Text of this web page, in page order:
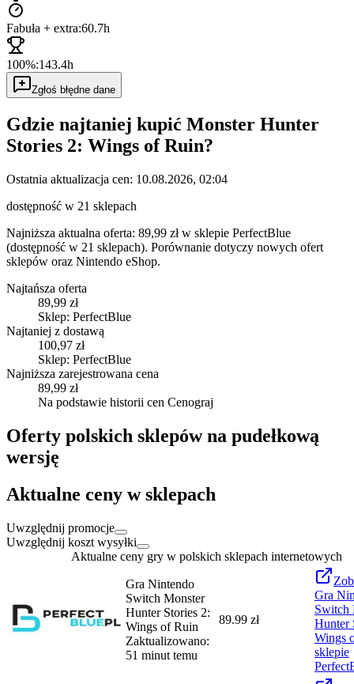
Fabuła + extra:60.7h
100%:143.4h
Zgłoś błędne dane
Gdzie najtaniej kupić Monster Hunter
Stories 2: Wings of Ruin?
Ostatnia aktualizacja cen: 10.08.2026, 02:04
dostępność w 21 sklepach
Najniższa aktualna oferta: 89,99 zł w sklepie PerfectBlue
(dostępność w 21 sklepach). Porównanie dotyczy nowych ofert
sklepów oraz Nintendo eShop.
Najtańsza oferta
89,99 zł
Sklep: PerfectBlue
Najtaniej z dostawą
100,97 zł
Sklep: PerfectBlue
Najniższa zarejestrowana cena
89,99 zł
Na podstawie historii cen Cenograj
Oferty polskich sklepów na pudełkową
wersję
Aktualne ceny w sklepach
Uwzględnij promocje
Uwzględnij koszt wysyłki
Aktualne ceny gry w polskich sklepach internetowych
Gra Nintendo
Switch Monster
Hunter Stories 2:
Wings of Ruin
Zaktualizowano:
51 minut temu
89.99 zł
Gra
Switch
Hunter
Wings
sklepie